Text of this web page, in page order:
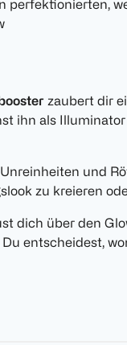
perfektionierten,
zaubert dir
ihn als
und
zu kreieren
dich über den
entscheidest,